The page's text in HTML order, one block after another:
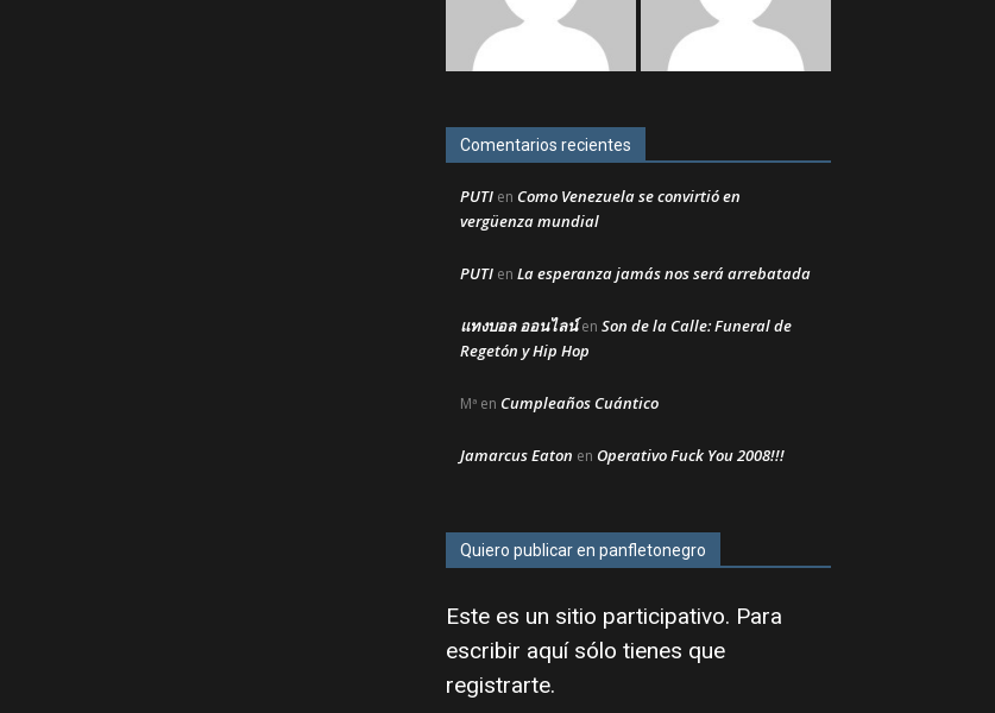
Comentarios recientes
PUTI en Como Venezuela se convirtió en
vergüenza mundial
PUTI en La esperanza jamás nos será arrebatada
แทงบอล ออนไลน์en Son de la Calle: Funeral de
Regetón y Hip Hop
Mª en Cumpleaños Cuántico
Jamarcus Eaton en Operativo Fuck You 2008!!!
Quiero publicar en panfletonegro
Este es un sitio participativo. Para
escribir aquí sólo tienes que
registrarte.